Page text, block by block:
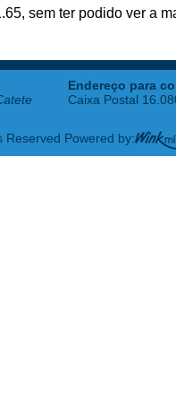
sem ter podido ver a
Endereço para
Caixa Postal
Reserved Powered by: